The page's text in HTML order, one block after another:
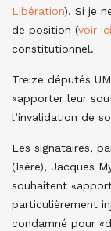
Libération). Si je
de position (voir ici
constitutionnel.
Treize députés
«apporter leur
l’invalidation de
Les signataires,
(Isère), Jacques
souhaitent
particulièrement
condamné pour